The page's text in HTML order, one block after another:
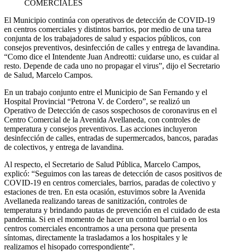
El Municipio continúa con operativos de detección de COVID-19
en centros comerciales y distintos barrios, por medio de una tarea
conjunta de los trabajadores de salud y espacios públicos, con
consejos preventivos, desinfección de calles y entrega de lavandina.
“Como dice el Intendente Juan Andreotti: cuidarse uno, es cuidar al
resto. Depende de cada uno no propagar el virus”, dijo el Secretario
de Salud, Marcelo Campos.
En un trabajo conjunto entre el Municipio de San Fernando y el
Hospital Provincial “Petrona V. de Cordero”, se realizó un
Operativo de Detección de casos sospechosos de coronavirus en el
Centro Comercial de la Avenida Avellaneda, con controles de
temperatura y consejos preventivos. Las acciones incluyeron
desinfección de calles, entradas de supermercados, bancos, paradas
de colectivos, y entrega de lavandina.
Al respecto, el Secretario de Salud Pública, Marcelo Campos,
explicó: “Seguimos con las tareas de detección de casos positivos de
COVID-19 en centros comerciales, barrios, paradas de colectivo y
estaciones de tren. En esta ocasión, estuvimos sobre la Avenida
Avellaneda realizando tareas de sanitización, controles de
temperatura y brindando pautas de prevención en el cuidado de esta
pandemia. Si en el momento de hacer un control barrial o en los
centros comerciales encontramos a una persona que presenta
síntomas, directamente la trasladamos a los hospitales y le
realizamos el hisopado correspondiente”.